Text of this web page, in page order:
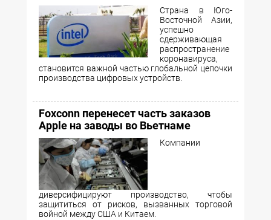
Страна в Юго-
Восточной Азии,
успешно
сдерживающая
распространение
коронавируса,
становится важной частью глобальной цепочки
производства цифровых устройств.
Foxconn перенесет часть заказов
Apple на заводы во Вьетнаме
Компании
диверсифицируют производство, чтобы
защититься от рисков, вызванных торговой
войной между США и Китаем.